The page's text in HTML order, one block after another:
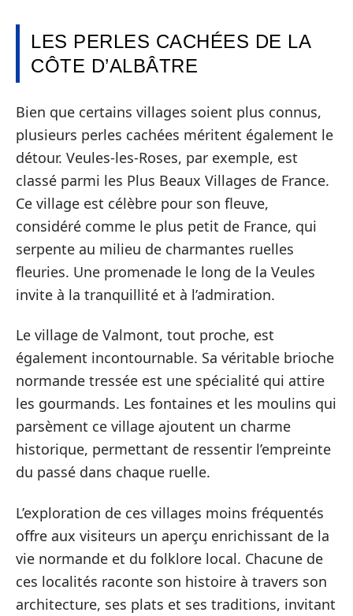
LES PERLES CACHÉES DE LA
CÔTE D’ALBÂTRE
Bien que certains villages soient plus connus,
plusieurs perles cachées méritent également le
détour. Veules-les-Roses, par exemple, est
classé parmi les Plus Beaux Villages de France.
Ce village est célèbre pour son fleuve,
considéré comme le plus petit de France, qui
serpente au milieu de charmantes ruelles
fleuries. Une promenade le long de la Veules
invite à la tranquillité et à l’admiration.
Le village de Valmont, tout proche, est
également incontournable. Sa véritable brioche
normande tressée est une spécialité qui attire
les gourmands. Les fontaines et les moulins qui
parsèment ce village ajoutent un charme
historique, permettant de ressentir l’empreinte
du passé dans chaque ruelle.
L’exploration de ces villages moins fréquentés
offre aux visiteurs un aperçu enrichissant de la
vie normande et du folklore local. Chacune de
ces localités raconte son histoire à travers son
architecture, ses plats et ses traditions, invitant